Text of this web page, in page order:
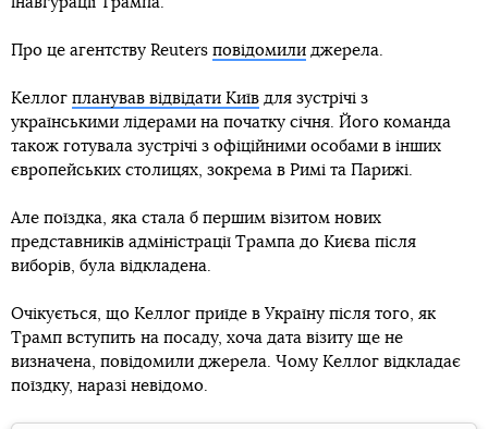
Про це агентству Reuters повідомили джерела.
Келлог планував відвідати Київ для зустрічі з
українськими лідерами на початку січня. Його команда
також готувала зустрічі з офіційними особами в інших
європейських столицях, зокрема в Римі та Парижі.
Але поїздка, яка стала б першим візитом нових
представників адміністрації Трампа до Києва після
виборів, була відкладена.
Очікується, що Келлог приїде в Україну після того, як
Трамп вступить на посаду, хоча дата візиту ще не
визначена, повідомили джерела. Чому Келлог відкладає
поїздку, наразі невідомо.